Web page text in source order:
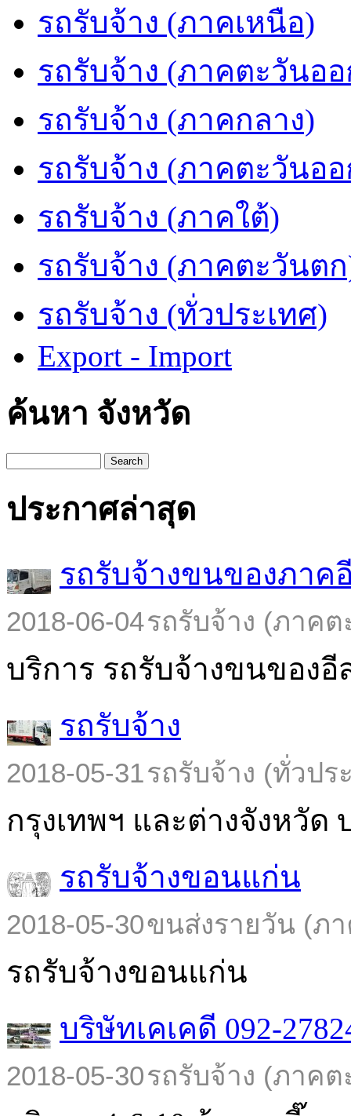
รถรับจ้าง (ภาคเหนือ)
รถรับจ้าง (ภาคตะวันออ
รถรับจ้าง (ภาคกลาง)
รถรับจ้าง (ภาคตะวันอ
รถรับจ้าง (ภาคใต้)
รถรับจ้าง (ภาคตะวันต
รถรับจ้าง (ทั่วประเทศ)
Export - Import
ค้นหา จังหวัด
Search
ประกาศล่าสุด
รถรับจ้างขนของภาค
2018-06-04รถรับจ้าง (ภาคต
บริการ รถรับจ้างขนของ
รถรับจ้าง
2018-05-31รถรับจ้าง (ทั่วปร
กรุงเทพฯ และต่างจังหวัด
รถรับจ้างขอนแก่น
2018-05-30ขนส่งรายวัน (ภ
รถรับจ้างขอนแก่น
บริษัทเคเคดี 092-
2018-05-30รถรับจ้าง (ภาคต